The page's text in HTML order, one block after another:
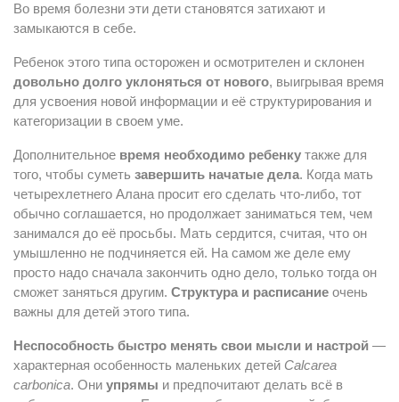
Во время болезни эти дети становятся затихают и
замыкаются в себе.
Ребенок этого типа осторожен и осмотрителен и склонен
довольно долго уклоняться от нового, выигрывая время
для усвоения новой информации и её структурирования и
категоризации в своем уме.
Дополнительное время необходимо ребенку также для
того, чтобы суметь завершить начатые дела. Когда мать
четырехлетнего Алана просит его сделать что-либо, тот
обычно соглашается, но продолжает заниматься тем, чем
занимался до её просьбы. Мать сердится, считая, что он
умышленно не подчиняется ей. На самом же деле ему
просто надо сначала закончить одно дело, только тогда он
сможет заняться другим. Структура и расписание очень
важны для детей этого типа.
Неспособность быстро менять свои мысли и настрой —
характерная особенность маленьких детей Calcarea
carbonica. Они упрямы и предпочитают делать всё в